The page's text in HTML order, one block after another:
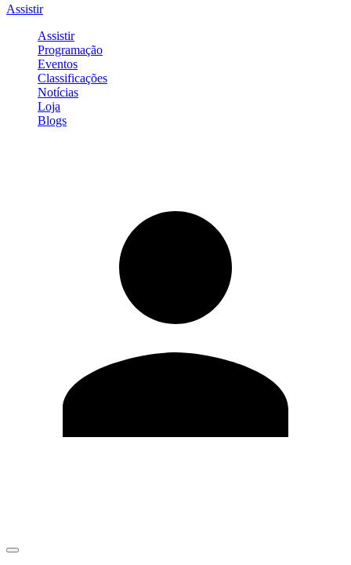
Assistir
Assistir
Programação
Eventos
Classificações
Notícias
Loja
Blogs